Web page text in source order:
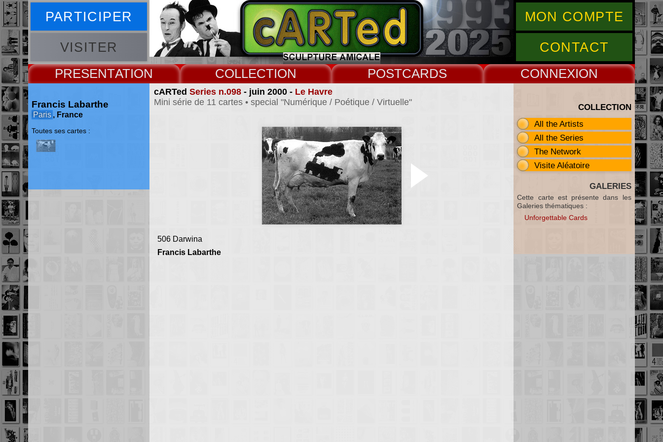
PARTICIPER
VISITER
MON COMPTE
CONTACT
PRESENT COLLECT CARDS CONNEX
cARTed Series n.098- juin 2000 - Le Havre
Mini série de 11 cartes • special "Numérique / Poétique / Virtuelle"
506 Darwina
Francis Labarthe
Francis Labarthe
Paris , France
Toutes ses cartes :
COLLECTION
All the Artists
All the Series
The Network
Visite Aléatoire
GALERIES
Cette carte est présente dans les
Galeries thématiques :
Unforgettable Cards